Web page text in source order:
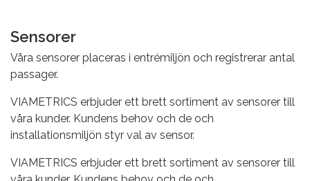
Sensorer
Våra sensorer placeras i entrémiljön och registrerar antal
passager.
VIAMETRICS erbjuder ett brett sortiment av sensorer till
våra kunder. Kundens behov och de och
installationsmiljön styr val av sensor.
VIAMETRICS erbjuder ett brett sortiment av sensorer till